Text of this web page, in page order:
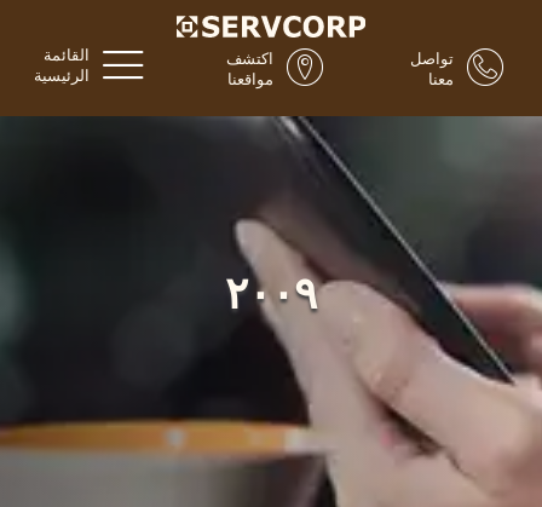
القائمة
الرئيسية
اكتشف
مواقعنا
تواصل
معنا
٢٠٠٩